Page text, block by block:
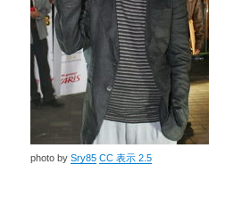
photo bySry85 CC 表示 2.5